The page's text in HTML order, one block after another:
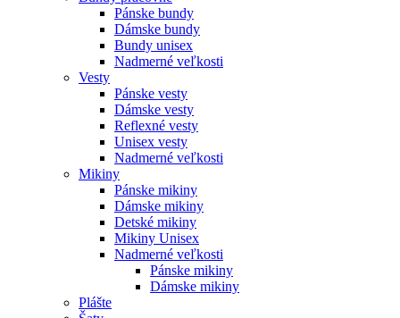
Pánske bundy
Dámske bundy
Bundy unisex
Nadmerné veľkosti
Vesty
Pánske vesty
Dámske vesty
Reflexné vesty
Unisex vesty
Nadmerné veľkosti
Mikiny
Pánske mikiny
Dámske mikiny
Detské mikiny
Mikiny Unisex
Nadmerné veľkosti
Pánske mikiny
Dámske mikiny
Plášte